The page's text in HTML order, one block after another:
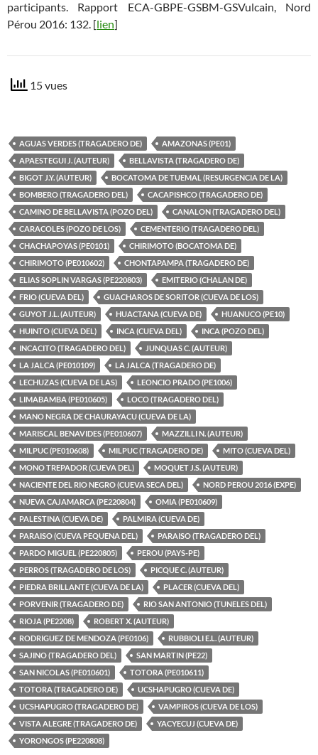
participants. Rapport ECA-GBPE-GSBM-GSVulcain, Nord
Pérou 2016: 132. [lien]
15 vues
AGUAS VERDES (TRAGADERO DE)
AMAZONAS (PE01)
APAESTEGUI J. (AUTEUR)
BELLAVISTA (TRAGADERO DE)
BIGOT J.Y. (AUTEUR)
BOCATOMA DE TUEMAL (RESURGENCIA DE LA)
BOMBERO (TRAGADERO DEL)
CACAPISHCO (TRAGADERO DE)
CAMINO DE BELLAVISTA (POZO DEL)
CANALON (TRAGADERO DEL)
CARACOLES (POZO DE LOS)
CEMENTERIO (TRAGADERO DEL)
CHACHAPOYAS (PE0101)
CHIRIMOTO (BOCATOMA DE)
CHIRIMOTO (PE010602)
CHONTAPAMPA (TRAGADERO DE)
ELIAS SOPLIN VARGAS (PE220803)
EMITERIO (CHALAN DE)
FRIO (CUEVA DEL)
GUACHAROS DE SORITOR (CUEVA DE LOS)
GUYOT J.L. (AUTEUR)
HUACTANA (CUEVA DE)
HUANUCO (PE10)
HUINTO (CUEVA DEL)
INCA (CUEVA DEL)
INCA (POZO DEL)
INCACITO (TRAGADERO DEL)
JUNQUAS C. (AUTEUR)
LA JALCA (PE010109)
LA JALCA (TRAGADERO DE)
LECHUZAS (CUEVA DE LAS)
LEONCIO PRADO (PE1006)
LIMABAMBA (PE010605)
LOCO (TRAGADERO DEL)
MANO NEGRA DE CHAURAYACU (CUEVA DE LA)
MARISCAL BENAVIDES (PE010607)
MAZZILLI N. (AUTEUR)
MILPUC (PE010608)
MILPUC (TRAGADERO DE)
MITO (CUEVA DEL)
MONO TREPADOR (CUEVA DEL)
MOQUET J.S. (AUTEUR)
NACIENTE DEL RIO NEGRO (CUEVA SECA DEL)
NORD PEROU 2016 (EXPE)
NUEVA CAJAMARCA (PE220804)
OMIA (PE010609)
PALESTINA (CUEVA DE)
PALMIRA (CUEVA DE)
PARAISO (CUEVA PEQUENA DEL)
PARAISO (TRAGADERO DEL)
PARDO MIGUEL (PE220805)
PEROU (PAYS-PE)
PERROS (TRAGADERO DE LOS)
PICQUE C. (AUTEUR)
PIEDRA BRILLANTE (CUEVA DE LA)
PLACER (CUEVA DEL)
PORVENIR (TRAGADERO DE)
RIO SAN ANTONIO (TUNELES DEL)
RIOJA (PE2208)
ROBERT X. (AUTEUR)
RODRIGUEZ DE MENDOZA (PE0106)
RUBBIOLI E.L. (AUTEUR)
SAJINO (TRAGADERO DEL)
SAN MARTIN (PE22)
SAN NICOLAS (PE010601)
TOTORA (PE010611)
TOTORA (TRAGADERO DE)
UCSHAPUGRO (CUEVA DE)
UCSHAPUGRO (TRAGADERO DE)
VAMPIROS (CUEVA DE LOS)
VISTA ALEGRE (TRAGADERO DE)
YACYECUJ (CUEVA DE)
YORONGOS (PE220808)